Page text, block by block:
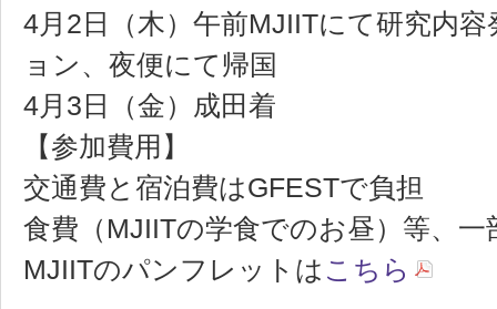
4月2日（木）午前MJIITにて研究内
ョン、夜便にて帰国
4月3日（金）成田着
【参加費用】
交通費と宿泊費はGFESTで負担
食費（MJIITの学食でのお昼）等、一
MJIITのパンフレットは こちら